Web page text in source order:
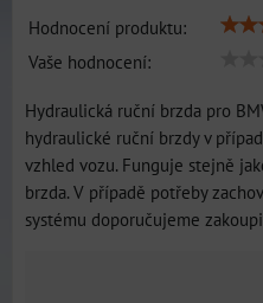
Hodnocení produktu:
Vaše hodnocení:
Hydraulická ruční brzda pro
hydraulické ruční brzdy v
vzhled vozu. Funguje stejně
brzda. V případě potřeby
systému doporučujeme